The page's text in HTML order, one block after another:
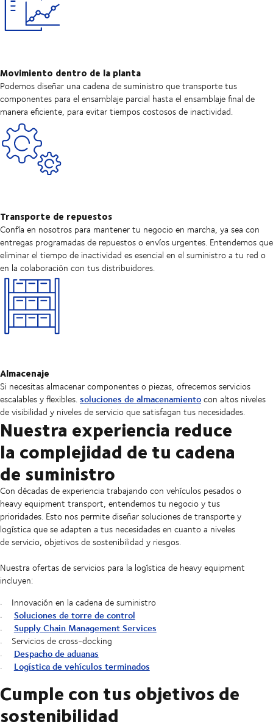
Movimiento dentro de la planta
Podemos diseñar una cadena de suministro que transporte tus
componentes para el ensamblaje parcial hasta el ensamblaje final de
manera eficiente, para evitar tiempos costosos de inactividad.
Transporte de repuestos
Confía en nosotros para mantener tu negocio en marcha, ya sea con
entregas programadas de repuestos o envíos urgentes. Entendemos que
eliminar el tiempo de inactividad es esencial en el suministro a tu red o
en la colaboración con tus distribuidores.
Almacenaje
Si necesitas almacenar componentes o piezas, ofrecemos servicios
escalables y flexibles.soluciones de almacenamientocon altos niveles
de visibilidad y niveles de servicio que satisfagan tus necesidades.
Nuestra experiencia reduce
la complejidad de tu cadena
de suministro
Con décadas de experiencia trabajando con vehículos pesados o
heavy equipment transport, entendemos tu negocio y tus
prioridades. Esto nos permite diseñar soluciones de transporte y
logística que se adapten a tus necesidades en cuanto a niveles
de servicio, objetivos de sostenibilidad y riesgos.
Nuestra ofertas de servicios para la logística de heavy equipment
incluyen:
Innovación en la cadena de suministro
Soluciones de torre de control
Supply Chain Management Services
Servicios de cross-docking
Despacho de aduanas
Logística de vehículos terminados
Cumple con tus objetivos de
sostenibilidad